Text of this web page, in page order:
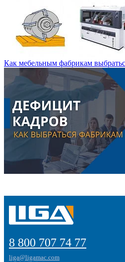
Как мебельным фабрикам
8 800 707 74 77
liga@ligamac.com